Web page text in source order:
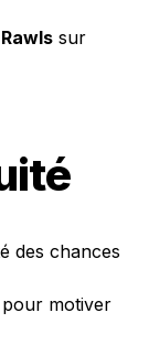
sur
des chances
pour motiver